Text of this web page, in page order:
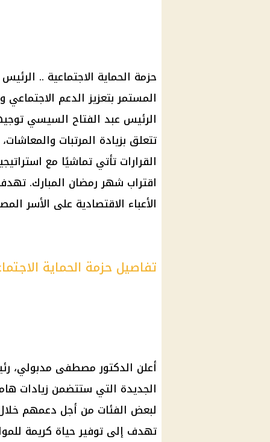
حزمة الحماية الاجتماعية ..
المستمر بتعزيز الدعم
الرئيس عبد الفتاح السيسي
تتعلق بزيادة المرتبات
القرارات تأتي تماشيًا مع
اقتراب شهر رمضان المبارك.
الأعباء الاقتصادية على الأسر
تفاصيل حزمة الحماية
أعلن الدكتور مصطفى مدبولي،
الجديدة التي ستتضمن زيادات
لبعض الفئات من أجل دعمهم
تهدف إلى توفير حياة كريمة